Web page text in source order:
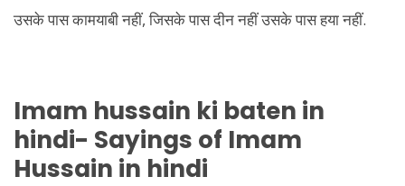
उसके पास कामयाबी नहीं, जिसके पास दीन नहीं उसके पास हया नहीं.
Imam hussain ki baten in
hindi- Sayings of Imam
Hussain in hindi